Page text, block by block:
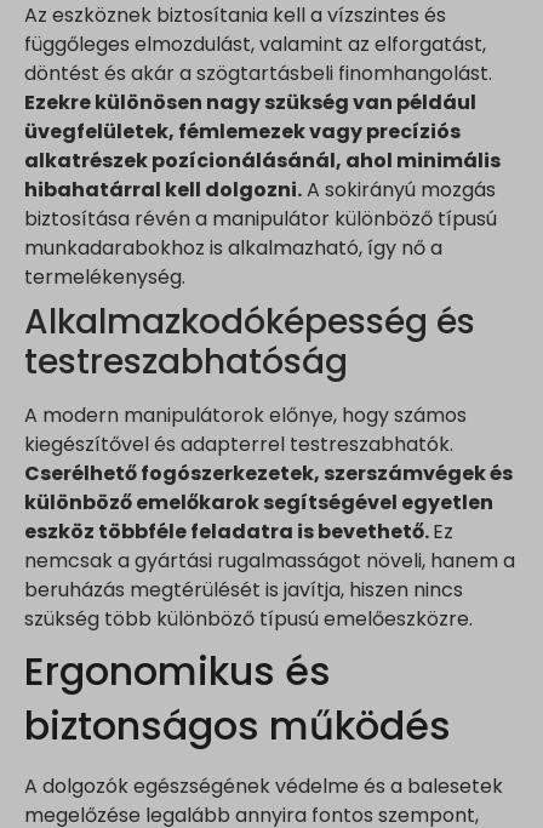
Az eszköznek biztosítania kell a vízszintes és
függőleges elmozdulást, valamint az elforgatást,
döntést és akár a szögtartásbeli finomhangolást.
Ezekre különösen nagy szükség van például
üvegfelületek, fémlemezek vagy precíziós
alkatrészek pozícionálásánál, ahol minimális
hibahatárral kell dolgozni.A sokirányú mozgás
biztosítása révén a manipulátor különböző típusú
munkadarabokhoz is alkalmazható, így nő a
termelékenység.
Alkalmazkodóképesség és
testreszabhatóság
A modern manipulátorok előnye, hogy számos
kiegészítővel és adapterrel testreszabhatók.
Cserélhető fogószerkezetek, szerszámvégek és
különböző emelőkarok segítségével egyetlen
eszköz többféle feladatra is bevethető.Ez
nemcsak a gyártási rugalmasságot növeli, hanem a
beruházás megtérülését is javítja, hiszen nincs
szükség több különböző típusú emelőeszközre.
Ergonomikus és
biztonságos működés
A dolgozók egészségének védelme és a balesetek
megelőzése legalább annyira fontos szempont,